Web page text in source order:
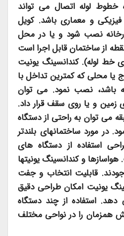
خطوط لوله اتصال می تواند
و معماری باشد. کویل
کارخانه نصب شود و یا در محل
از ساختمان قابل اجرا است
خط لوله). کندانسینگ یونیت
یا محلی که کمترین تداخل با
باشد، نصب نمود. می توان
زمین و یا روی سقف قرار داد.
می توان به راحتی از دستگاه
در مورد ساختمانهای بلندتر
استفاده از دستگاه های
و کندانسینگ یونیتها
قابلیت انتخاب و جفت
یونیت امکان طراحی دقیق
استفاده از چند دستگاه
همزمان را در نواحی مختلف